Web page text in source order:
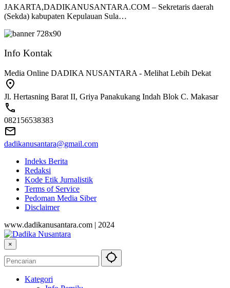
JAKARTA,DADIKANUSANTARA.COM – Sekretaris daerah
(Sekda) kabupaten Kepulauan Sula…
Info Kontak
Media Online DADIKA NUSANTARA - Melihat Lebih Dekat
Jl. Hertasning Barat II, Griya Panakukang Indah Blok C. Makasar
082156538383
dadikanusantara@gmail.com
Indeks Berita
Redaksi
Kode Etik Jurnalistik
Terms of Service
Pedoman Media Siber
Disclaimer
www.dadikanusantara.com | 2024
×
Kategori